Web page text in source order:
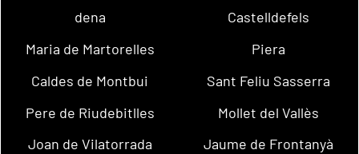
dena
Castelldefels
Maria de Martorelles
Piera
Caldes de Montbui
Sant Feliu Sasserra
Pere de Riudebitlles
Mollet del Vallès
Joan de Vilatorrada
Jaume de Frontanyà